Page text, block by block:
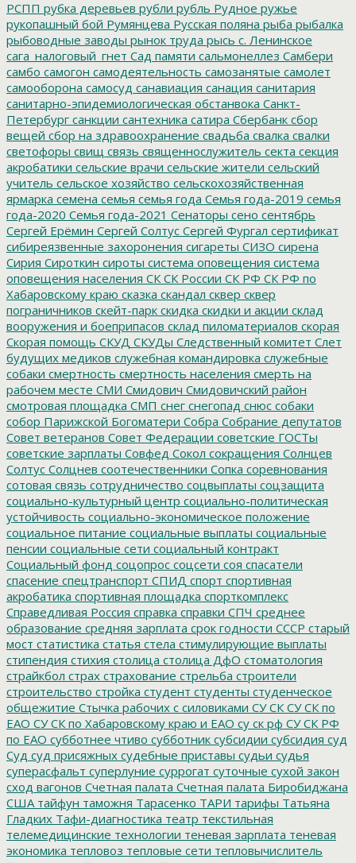
РСПП рубка деревьев рубли рубль Рудное ружье
рукопашный бой Румянцева Русская поляна рыба рыбалка
рыбоводные заводы рынок труда рысь с. Ленинское
сага_налоговый_гнет Сад памяти сальмонеллез Самбери
самбо самогон самодеятельность самозанятые самолет
самооборона самосуд санавиация санация санитария
санитарно-эпидемиологическая обстанвока Санкт-
Петербург санкции сантехника сатира Сбербанк сбор
вещей сбор на здравоохранение свадьба свалка свалки
светофоры свищ связь священнослужитель секта секция
акробатики сельские врачи сельские жители сельский
учитель сельское хозяйство сельскохозяйственная
ярмарка семена семья семья года Семья года-2019 семья
года-2020 Семья года-2021 Сенаторы сено сентябрь
Сергей Ерёмин Сергей Солтус Сергей Фургал сертификат
сибиреязвенные захоронения сигареты СИЗО сирена
Сирия Сироткин сироты система оповещения система
оповещения населения СК СК России СК РФ СК РФ по
Хабаровскому краю сказка скандал сквер сквер
пограничников скейт-парк скидка скидки и акции склад
вооружения и боеприпасов склад пиломатериалов скорая
Скорая помощь СКУД СКУДы Следственный комитет Слет
будущих медиков служебная командировка служебные
собаки смертность смертность населения смерть на
рабочем месте СМИ Смидович Смидовичский район
смотровая площадка СМП снег снегопад снюс собаки
собор Парижской Богоматери Собра Собрание депутатов
Совет ветеранов Совет Федерации советские ГОСТы
советские зарплаты Совфед Сокол сокращения Солнцев
Солтус Солцнев соотечественники Сопка соревнования
сотовая связь сотрудничество соцвыплаты соцзащита
социально-культурный центр социально-политическая
устойчивость социально-экономическое положение
социальное питание социальные выплаты социальные
пенсии социальные сети социальный контракт
Социальный фонд соцопрос соцсети соя спасатели
спасение спецтранспорт СПИД спорт спортивная
акробатика спортивная площадка спорткомплекс
Справедливая Россия справка справки СПЧ среднее
образование средняя зарплата срок годности СССР старый
мост статистика статья стела стимулирующие выплаты
стипендия стихия столица столица ДфО стоматология
страйкбол страх страхование стрельба строители
строительство стройка студент студенты студенческое
общежитие Стычка рабочих с силовиками СУ СК СУ СК по
ЕАО СУ СК по Хабаровскому краю и ЕАО су ск рф СУ СК РФ
по ЕАО субботнее чтиво субботник субсидии субсидия суд
Суд суд присяжных судебные приставы судьи судья
суперасфальт суперлуние суррогат суточные сухой закон
сход вагонов Счетная палата Счетная палата Биробиджана
США тайфун таможня Тарасенко ТАРИ тарифы Татьяна
Гладких Тафи-диагностика театр текстильная
телемедицинские технологии теневая зарплата теневая
экономика тепловоз тепловые сети тепловычислитель